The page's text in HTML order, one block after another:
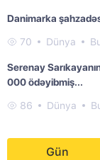
Danimarka
70 Dünya
Serenay
000 ödəyibmiş...
86 Dünya
Gün